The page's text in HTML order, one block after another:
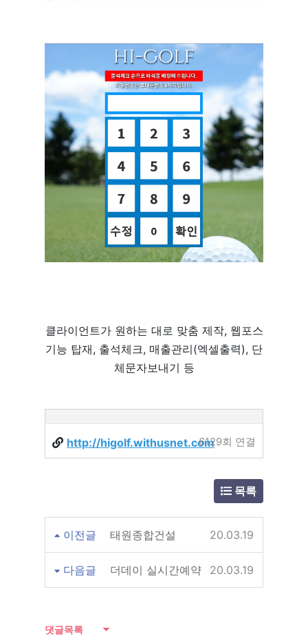
클라이언트가 원하는 대로 맞춤 제작, 웹포스
기능 탑재, 출석체크, 매출관리(엑셀출력), 단
체문자보내기 등
http://higolf.withusnet.com6129회 연결
목록
이전글 태원종합건설 20.03.19
다음글 더데이 실시간예약 20.03.19
댓글목록